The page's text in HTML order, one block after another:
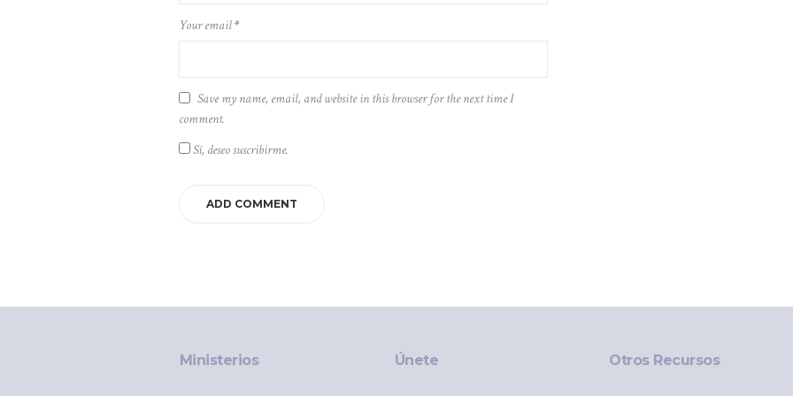
Your email*
Save my name, email, and website in this browser for the next time I
comment.
Sí, deseo suscribirme.
Ministerios Únete Otros Recursos